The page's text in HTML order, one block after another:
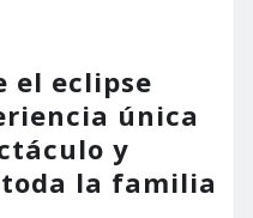
el eclipse
única
y
la familia